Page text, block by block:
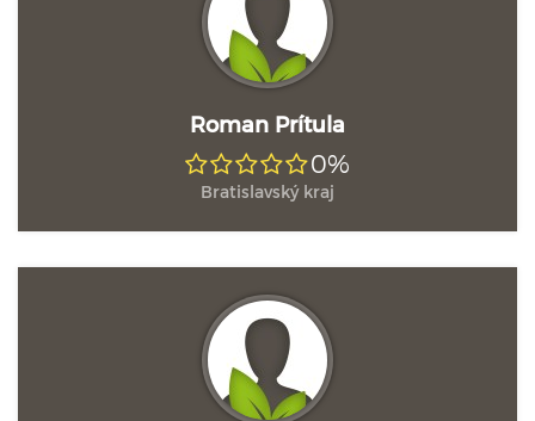
Roman Prítula
0%
Bratislavský kraj